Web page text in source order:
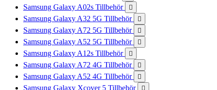
Samsung Galaxy A02s Tillbehör 
Samsung Galaxy A32 5G Tillbehör 
Samsung Galaxy A72 5G Tillbehör 
Samsung Galaxy A52 5G Tillbehör 
Samsung Galaxy A12s Tillbehör 
Samsung Galaxy A72 4G Tillbehör 
Samsung Galaxy A52 4G Tillbehör 
Samsung Galaxy Xcover 5 Tillbehör 